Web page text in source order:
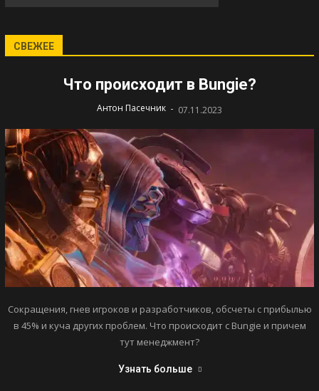
СВЕЖЕЕ
Что происходит в Bungie?
Антон Пасечник - 07.11.2023
Сокращения, гнев игроков и разработчиков, обсчеты с прибылью
в 45% и куча других проблем. Что происходит с Bungie и причем
тут менеджмент?
Узнать больше